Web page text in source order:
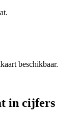
beschikbaar.
in cijfers